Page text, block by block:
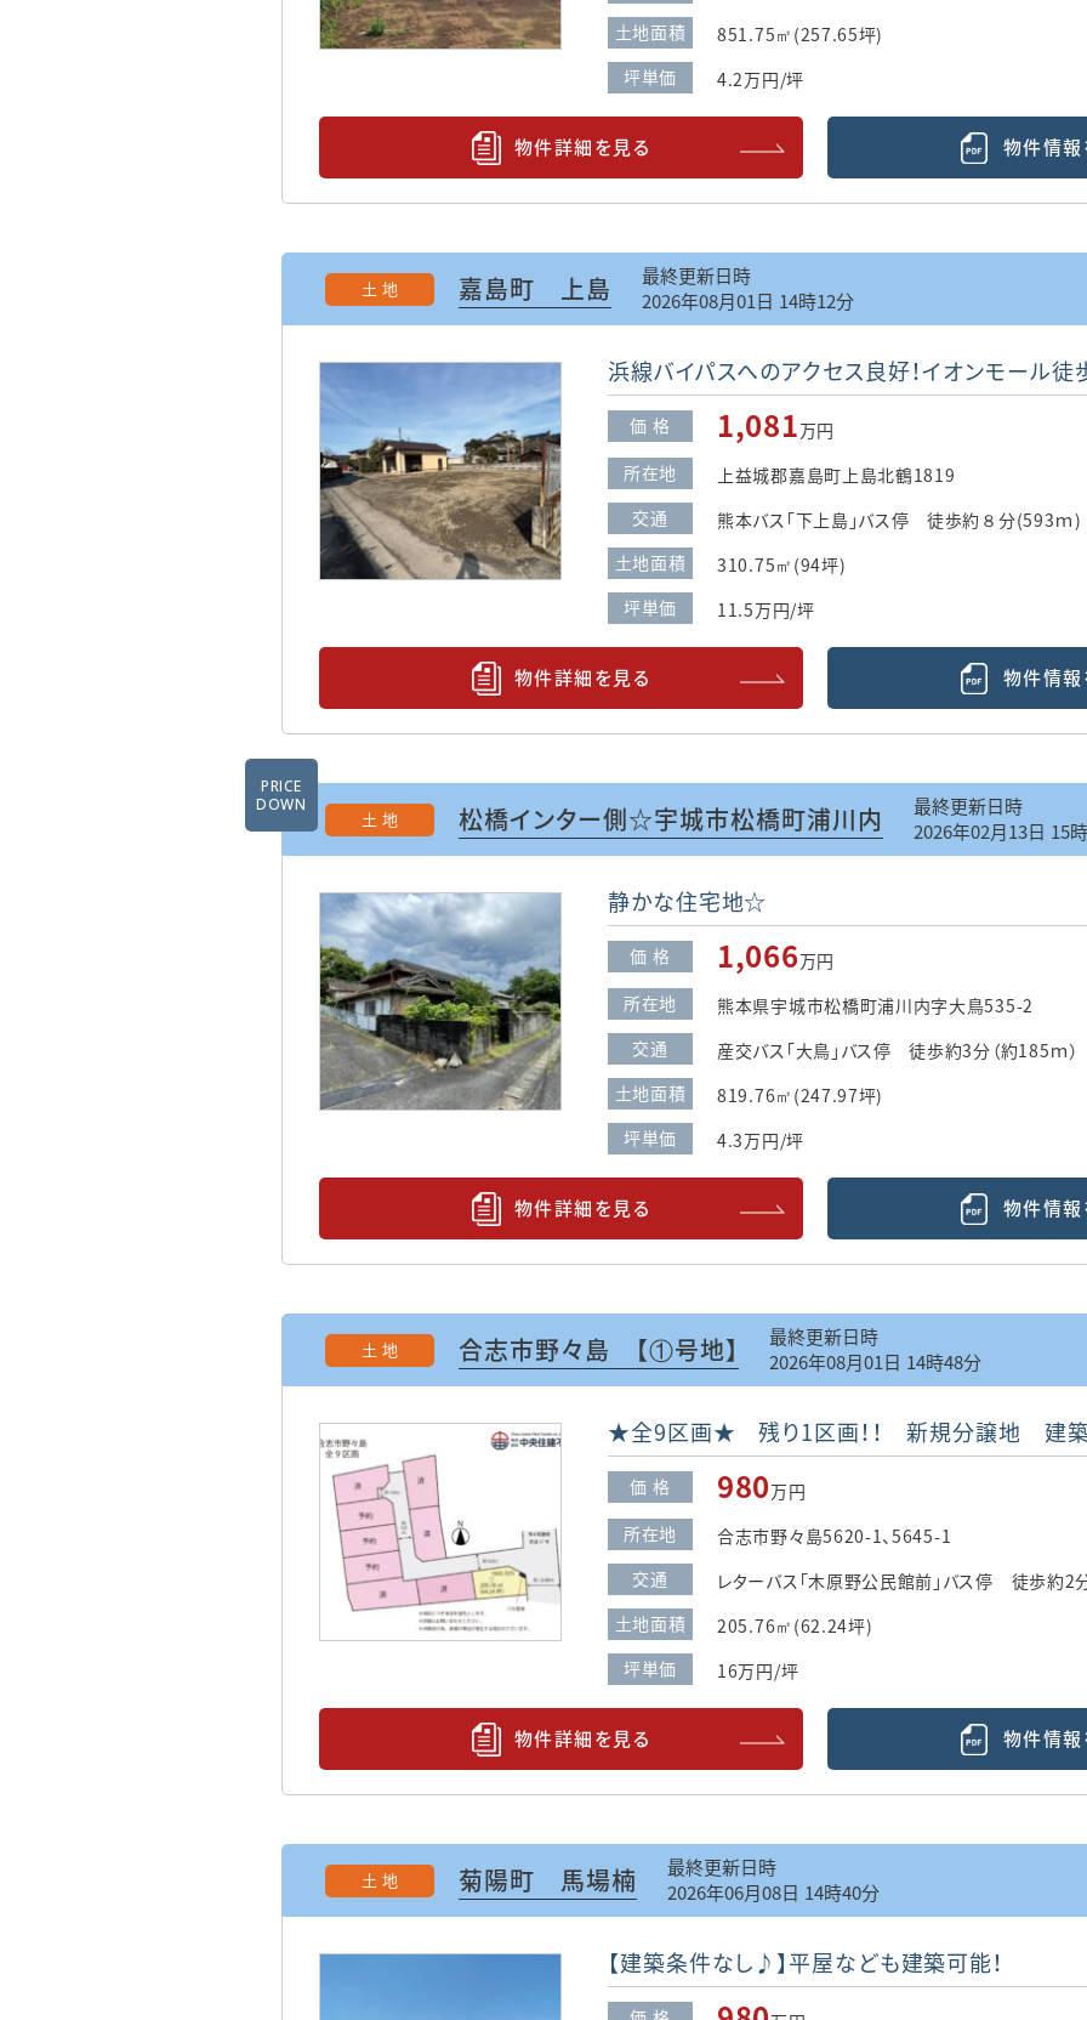
土地面積 851.75㎡(257.65坪)
坪単価 4.2万円/坪
物件詳細を見る 物件情報
土 地 嘉島町 上島
最終更新日時
2026年08月01日 14時12分
浜線バイパスへのアクセス良好！イオンモール徒
価 格 1,081 万円
所在地 上益城郡嘉島町上島北鶴1819
交通 熊本バス「下上島」バス停 徒歩約８分(593ｍ)
土地面積 310.75㎡(94坪)
坪単価 11.5万円/坪
物件詳細を見る 物件情報
PRICE
DOWN
土 地 松橋インター側☆宇城市松橋町浦川内
最終更新日時
2026年02月13日 15
静かな住宅地☆
価 格 1,066 万円
所在地 熊本県宇城市松橋町浦川内字大鳥535-2
交通 産交バス「大鳥」バス停 徒歩約3分（約185ｍ）
土地面積 819.76㎡(247.97坪)
坪単価 4.3万円/坪
物件詳細を見る 物件情報
土 地 合志市野々島 【①号地】
最終更新日時
2026年08月01日 14時48分
★全9区画★ 残り1区画！！ 新規分譲地 建築
価 格 980 万円
所在地 合志市野々島5620-1、5645-1
交通 レターバス「木原野公民館前」バス停 徒歩約2
土地面積 205.76㎡(62.24坪)
坪単価 16万円/坪
物件詳細を見る 物件情報
土 地 菊陽町 馬場楠
最終更新日時
2026年06月08日 14時40分
【建築条件なし♪】平屋なども建築可能！